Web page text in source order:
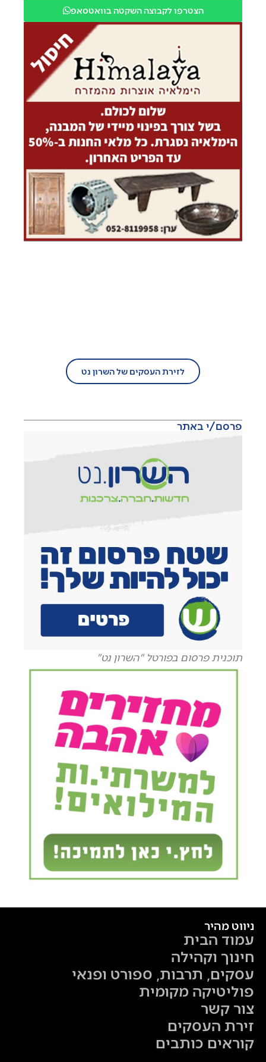
הצטרפו לקבוצה השקטה בוואטסאפ
לזירת העסקים של השרון נט
פרסם/י באתר
תוכנית פרסום בפורטל "השרון נט"
ניווט מהיר
עמוד הבית
חינוך וקהילה
עסקים, תרבות, ספורט ופנאי
פוליטיקה מקומית
צור קשר
זירת העסקים
קוראים כותבים